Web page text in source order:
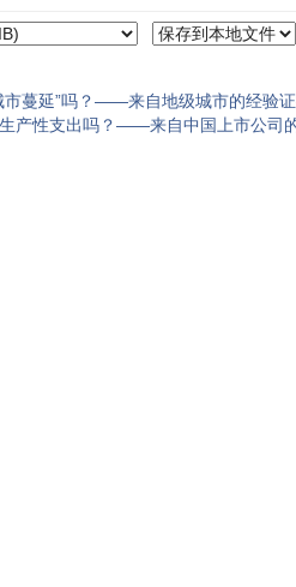
市蔓延”吗？——来自地级城市的经验
产性支出吗？——来自中国上市公司